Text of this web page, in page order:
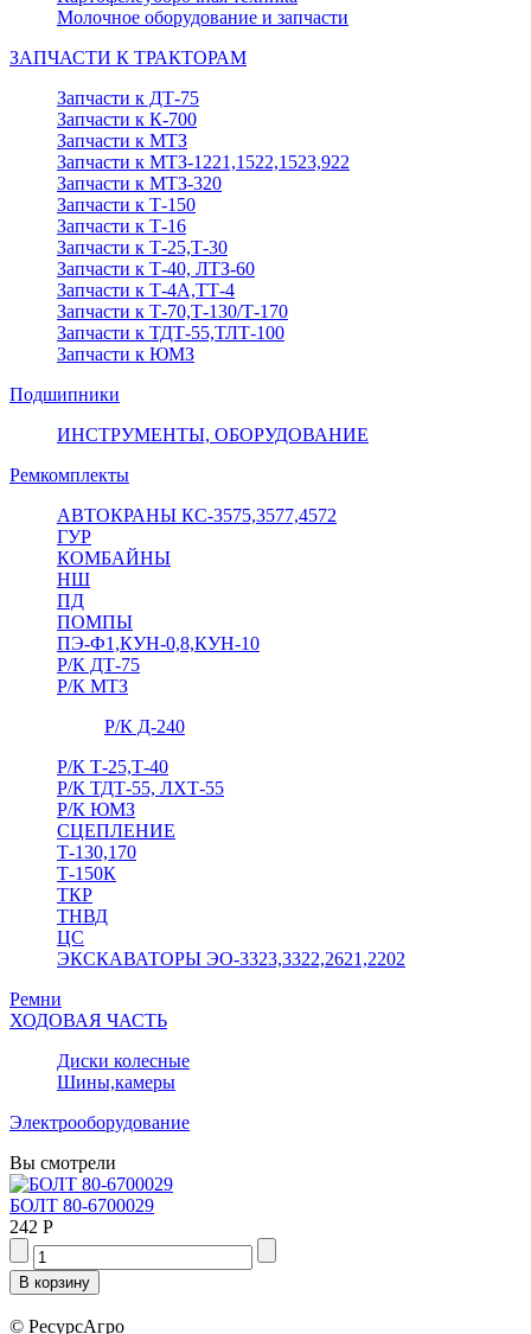
Молочное оборудование и запчасти
ЗАПЧАСТИ К ТРАКТОРАМ
Запчасти к ДТ-75
Запчасти к К-700
Запчасти к МТЗ
Запчасти к МТЗ-1221,1522,1523,922
Запчасти к МТЗ-320
Запчасти к Т-150
Запчасти к Т-16
Запчасти к Т-25,Т-30
Запчасти к Т-40, ЛТЗ-60
Запчасти к Т-4А,ТТ-4
Запчасти к Т-70,Т-130/Т-170
Запчасти к ТДТ-55,ТЛТ-100
Запчасти к ЮМЗ
Подшипники
ИНСТРУМЕНТЫ, ОБОРУДОВАНИЕ
Ремкомплекты
АВТОКРАНЫ КС-3575,3577,4572
ГУР
КОМБАЙНЫ
НШ
ПД
ПОМПЫ
ПЭ-Ф1,КУН-0,8,КУН-10
Р/К ДТ-75
Р/К МТЗ
Р/К Д-240
Р/К Т-25,Т-40
Р/К ТДТ-55, ЛХТ-55
Р/К ЮМЗ
СЦЕПЛЕНИЕ
Т-130,170
Т-150К
ТКР
ТНВД
ЦС
ЭКСКАВАТОРЫ ЭО-3323,3322,2621,2202
Ремни
ХОДОВАЯ ЧАСТЬ
Диски колесные
Шины,камеры
Электрооборудование
Вы смотрели
БОЛТ 80-6700029
242 Р
© РесурсАгро